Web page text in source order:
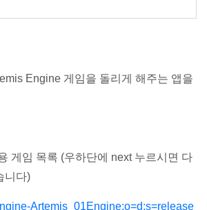
Engine 게임을 돌리게 해주는 앱을
게임 목록 (우하단에 next 누르시면 다
니다)
Artemis_01Engine;o=d;s=release